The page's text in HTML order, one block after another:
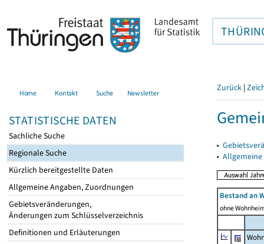
Home Kontakt Suche Newsletter
STATISTISCHE DATEN
Sachliche Suche
Regionale Suche
Kürzlich bereitgestellte Daten
Allgemeine Angaben, Zuordnungen
Gebietsveränderungen,
Änderungen zum Schlüsselverzeichnis
Definitionen und Erläuterungen
Zurück |
▸
▸
Bestand an
ohne